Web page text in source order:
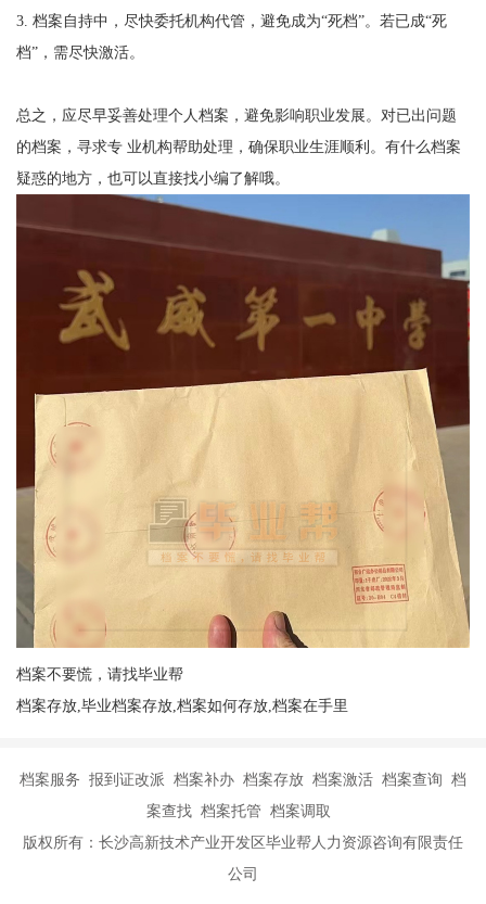
3. 档案自持中，尽快委托机构代管，避免成为“死档”。若已成“死
档”，需尽快激活。
总之，应尽早妥善处理个人档案，避免影响职业发展。对已出问题
的档案，寻求专 业机构帮助处理，确保职业生涯顺利。有什么档案
疑惑的地方，也可以直接找小编了解哦。
档案不要慌，请找毕业帮
档案存放,毕业档案存放,档案如何存放,档案在手里
档案服务 报到证改派 档案补办 档案存放 档案激活 档案查询 档
案查找 档案托管 档案调取
版权所有：长沙高新技术产业开发区毕业帮人力资源咨询有限责任
公司